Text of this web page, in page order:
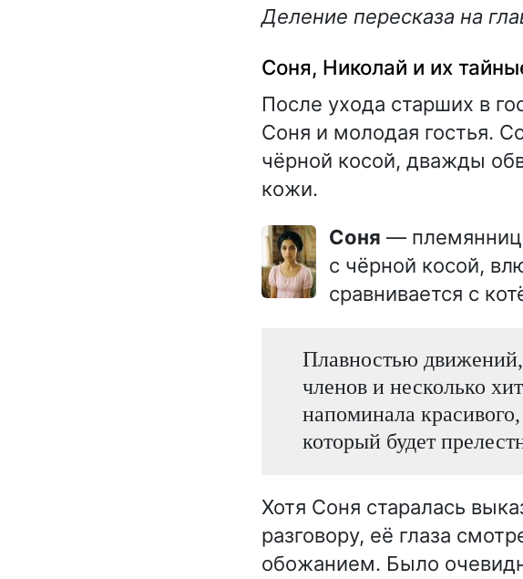
Деление пересказа на
Соня, Николай и их
После ухода старших в
Соня и молодая гостья.
чёрной косой, дважды
кожи.
Соня —
с чёрной косой,
сравнивается с
Плавностью
членов и несколько
напоминала
который будет
Хотя Соня старалась
разговору, её глаза
обожанием. Было